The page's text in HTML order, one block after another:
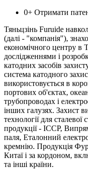
0+ Отримати
Тяньцзінь Furuide
(далі - "компанія"),
економічного центру в
дослідженнями і
катодних засобів
система катодного
використовується в
портових об'єктах,
трубопроводах і
інших галузях. Захист
технології для
продукції - ICCP,
паля, Еталонний
кремнію. Продукція
Китаї і за кордоном,
та інші країни.